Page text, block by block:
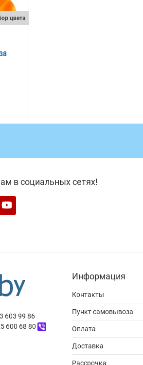
цвета
в социальных сетях!
603 99 86
600 68 80
Информация
Контакты
Пункт самовывоза
Оплата
Доставка
Рассрочка